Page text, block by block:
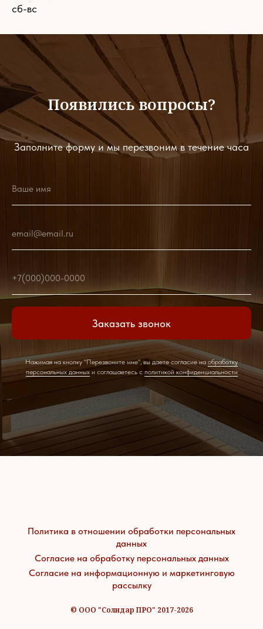
сб-вс
Появились вопросы?
Заполните форму и мы перезвоним в течение часа
Ваше имя
email@email.ru
+7(000)000-0000
Заказать звонок
Нажимая на кнопку "Перезвоните мне", вы даете согласие наобработку
персональных данныхи соглашаетесь c политикой конфиденциальности
Политика в отношении обработки персональных
данных
Согласие на обработку персональных данных
Согласие на информационную и маркетинговую
рассылку
© ООО "Солидар ПРО" 2017-2026